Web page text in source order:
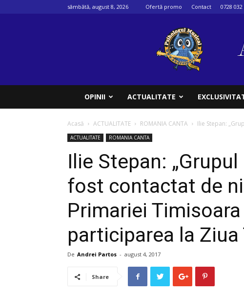
sâmbătă, august 8, 2026 Ofertă promo Contact 0728 032
OPINII ACTUALITATE
Acasă ACTUALITATE ROMANIA CANTA Ilie Stepan:
ACTUALITATE ROMANIA CANTA
Ilie Stepan:
fost contactat de
Primariei
participarea la Ziua
De Andrei Partos - august 4, 2017
Share